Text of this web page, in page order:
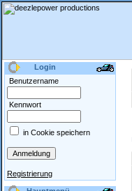
Login
Benutzername
Kennwort
in Cookie speichern
Registrierung